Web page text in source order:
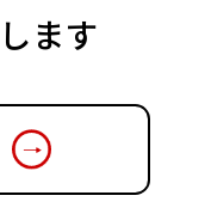
ます